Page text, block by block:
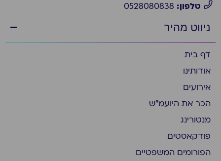
טלפון:
ניווט מהיר
דף בית
אודותינו
אירועים
הכר את היועמ״ש
מנטורינג
פודקאסטים
הפורומים המשפטיים